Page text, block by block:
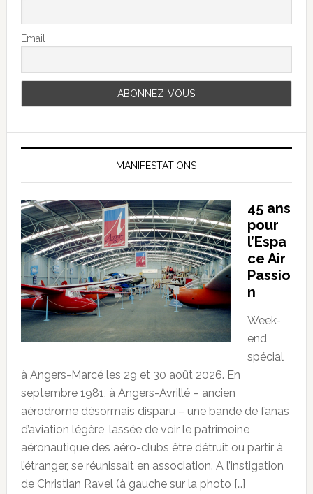
Email
MANIFESTATIONS
45 ans
pour
l’Espa
ce Air
Passio
n
Week-
end
spécial
à Angers-Marcé les 29 et 30 août 2026. En
septembre 1981, à Angers-Avrillé – ancien
aérodrome désormais disparu – une bande de fanas
d’aviation légère, lassée de voir le patrimoine
aéronautique des aéro-clubs être détruit ou partir à
l’étranger, se réunissait en association. A l’instigation
de Christian Ravel (à gauche sur la photo […]